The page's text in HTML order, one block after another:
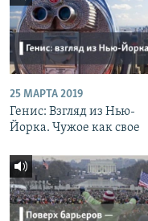
25 МАРТА 2019
Генис: Взгляд из Нью-
Йорка. Чужое как свое